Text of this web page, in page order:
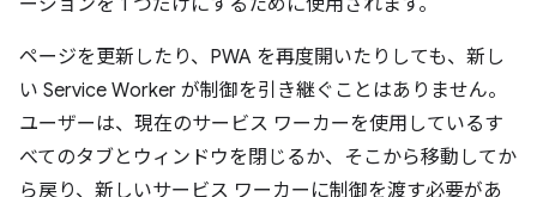
ージョンを 1 つだけにするために使用されます。
ページを更新したり、PWA を再度開いたりしても、新し
い Service Worker が制御を引き継ぐことはありません。
ユーザーは、現在のサービス ワーカーを使用しているす
べてのタブとウィンドウを閉じるか、そこから移動してか
ら戻り、新しいサービス ワーカーに制御を渡す必要があ